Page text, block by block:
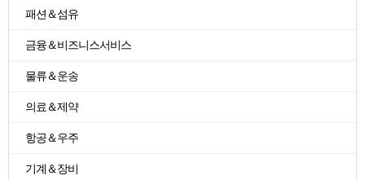
패션＆섬유
금융＆비즈니스서비스
물류＆운송
의료＆제약
항공＆우주
기계＆장비